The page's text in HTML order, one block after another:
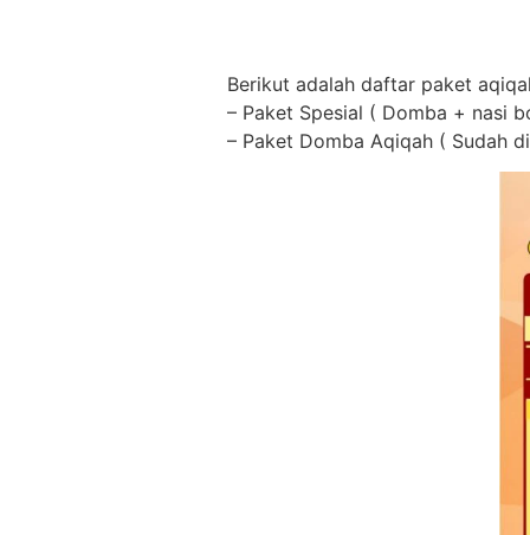
Berikut adalah daftar paket
– Paket Spesial ( Domba + nasi
– Paket Domba Aqiqah ( Sudah